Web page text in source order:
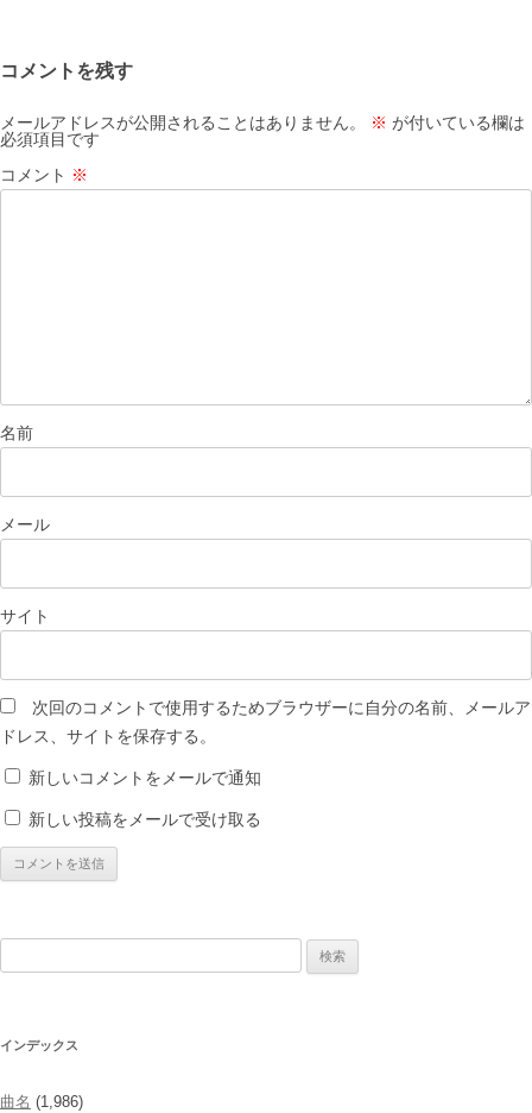
ン
コメントを残す
メールアドレスが公開されることはありません。 ※ が付いている欄は
必須項目です
コメント ※
名前
メール
サイト
次回のコメントで使用するためブラウザーに自分の名前、メールア
ドレス、サイトを保存する。
新しいコメントをメールで通知
新しい投稿をメールで受け取る
インデックス
曲名 (1,986)